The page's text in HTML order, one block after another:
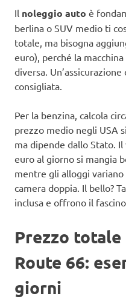
Il noleggio auto è
berlina o SUV medio ti
totale, ma bisogna
euro), perché la
diversa.
consigliata.
Per la benzina, calcola
prezzo medio negli USA
ma dipende dallo Stato.
euro al giorno si mangia
mentre gli alloggi
camera doppia. Il bello?
inclusa e offrono il
Prezzo
Route 66:
giorni